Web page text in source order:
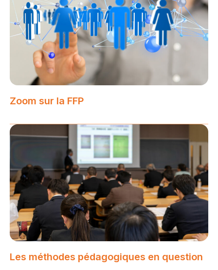
Zoom sur la FFP
Les méthodes pédagogiques en question